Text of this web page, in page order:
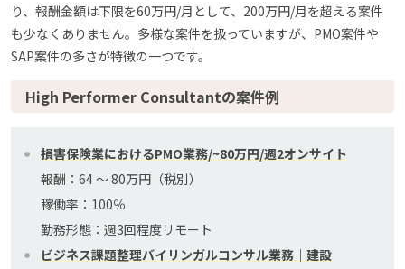
り、報酬金額は下限を60万円/月として、200万円/月を超える案件
も少なくありません。多様な案件を扱っていますが、PMO案件や
SAP案件の多さが特徴の一つです。
High Performer Consultantの案件例
損害保険業におけるPMO業務/~80万円/週2オンサイト
報酬：64 〜 80万円（税別）
稼働率：100％
勤務形態：週3回程度リモート
ビジネス課題整理バイリンガルコンサル業務｜建設